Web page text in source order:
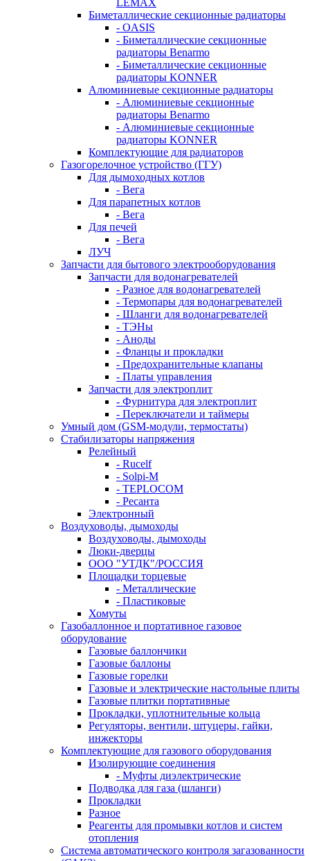
LEMAX
Биметаллические секционные радиаторы
- OASIS
- Биметаллические секционные
радиаторы Benarmo
- Биметаллические секционные
радиаторы KONNER
Алюминиевые секционные радиаторы
- Алюминиевые секционные
радиаторы Benarmo
- Алюминиевые секционные
радиаторы KONNER
Комплектующие для радиаторов
Газогорелочное устройство (ГГУ)
Для дымоходных котлов
- Вега
Для парапетных котлов
- Вега
Для печей
- Вега
ЛУЧ
Запчасти для бытового электрооборудования
Запчасти для водонагревателей
- Разное для водонагревателей
- Термопары для водонагревателей
- Шланги для водонагревателей
- ТЭНы
- Аноды
- Фланцы и прокладки
- Предохранительные клапаны
- Платы управления
Запчасти для электроплит
- Фурнитура для электроплит
- Переключатели и таймеры
Умный дом (GSM-модули, термостаты)
Cтабилизаторы напряжения
Релейный
- Rucelf
- Solpi-M
- TEPLOCOM
- Ресанта
Электронный
Воздуховоды, дымоходы
Воздуховоды, дымоходы
Люки-дверцы
ООО "УТДК"/РОССИЯ
Площадки торцевые
- Металлические
- Пластиковые
Хомуты
Газобаллонное и портативное газовое
оборудование
Газовые баллончики
Газовые баллоны
Газовые горелки
Газовые и электрические настольные плиты
Газовые плитки портативные
Прокладки, уплотнительные кольца
Регуляторы, вентили, штуцеры, гайки,
инжекторы
Комплектующие для газового оборудования
Изолирующие соединения
- Муфты диэлектрические
Подводка для газа (шланги)
Прокладки
Разное
Реагенты для промывки котлов и систем
отопления
Система автоматического контроля загазованности